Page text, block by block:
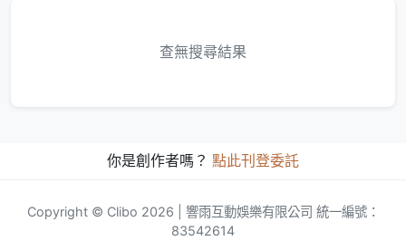
查無搜尋結果
你是創作者嗎？ 點此刊登委託
Copyright © Clibo 2026 | 響雨互動娛樂有限公司 統一編號：
83542614